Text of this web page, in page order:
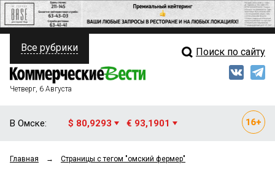
ПОЛИТИКА
ФИНАНСЫ
ОБЩЕСТВО
Свежий выпуск
Мнения
Все рубрики Поиск по сайту
Четверг, 6 Августа
В Омске: $ 80,9293 € 93,1901
Главная → Страницы c тегом "омский фермер"